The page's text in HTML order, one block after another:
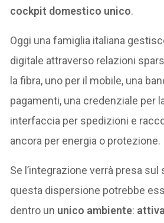
cockpit domestico unico.
Oggi una famiglia italiana
digitale attraverso relazioni
la fibra, uno per il mobile, una
pagamenti, una credenziale per la
interfaccia per spedizioni e
ancora per energia o protezione.
Se l’integrazione verrà presa sul
questa dispersione potrebbe
dentro un unico ambiente: